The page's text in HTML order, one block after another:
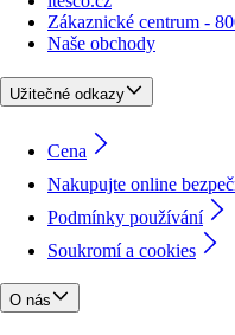
Zákaznické centrum -
Naše obchody
Užitečné odkazy
Cena
Nakupujte online
Podmínky používání
Soukromí a cookies
O nás